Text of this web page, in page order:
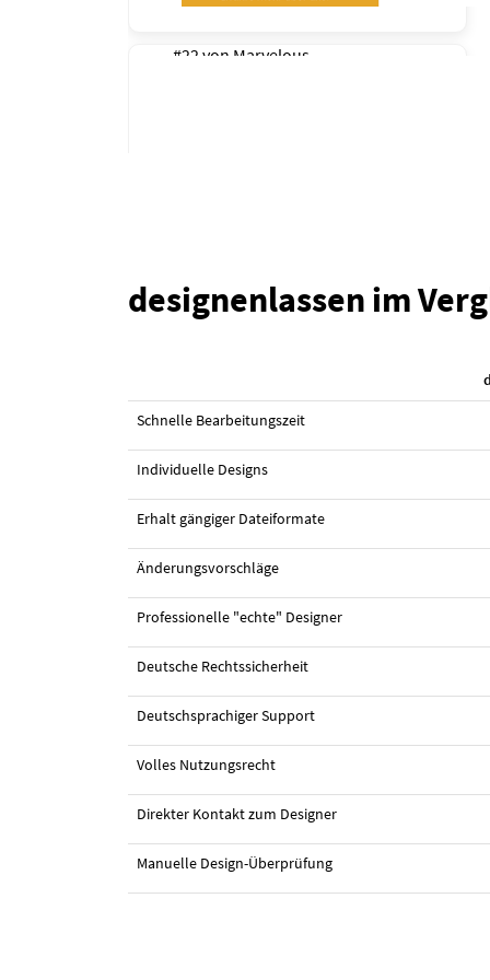
#22 von Marvelous
#18 Design vonDzhafir
designenlassen im
Schnelle Bearbeitungszeit
Individuelle Designs
Erhalt gängiger Dateiformate
Änderungsvorschläge
Professionelle "echte" Designer
Deutsche Rechtssicherheit
Deutschsprachiger Support
Volles Nutzungsrecht
Direkter Kontakt zum Designer
Manuelle Design-Überprüfung